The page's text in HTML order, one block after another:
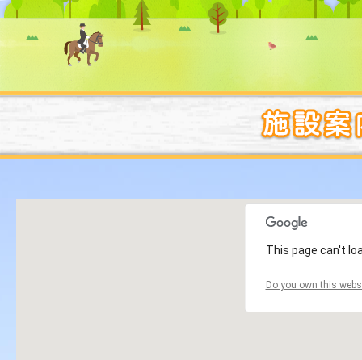
This page can't
Do you own this